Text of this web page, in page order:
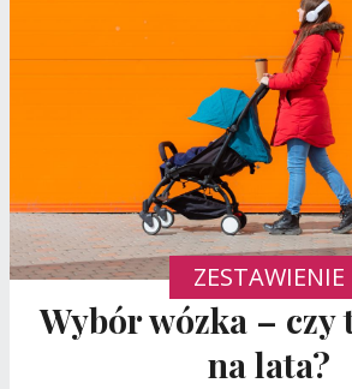
ZESTAWIENIE
Wybór wózka – czy
na lata?